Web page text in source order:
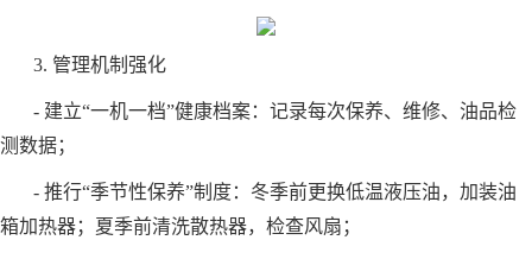
3. 管理机制强化
- 建立“一机一档”健康档案：记录每次保养、维修、油品检
测数据；
- 推行“季节性保养”制度：冬季前更换低温液压油，加装油
箱加热器；夏季前清洗散热器，检查风扇；